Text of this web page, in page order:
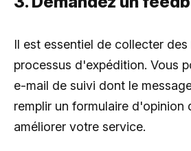
Il est essentiel de collecter
processus d'expédition. Vous
e-mail de suivi dont le
remplir un formulaire d'opinion
améliorer votre service.